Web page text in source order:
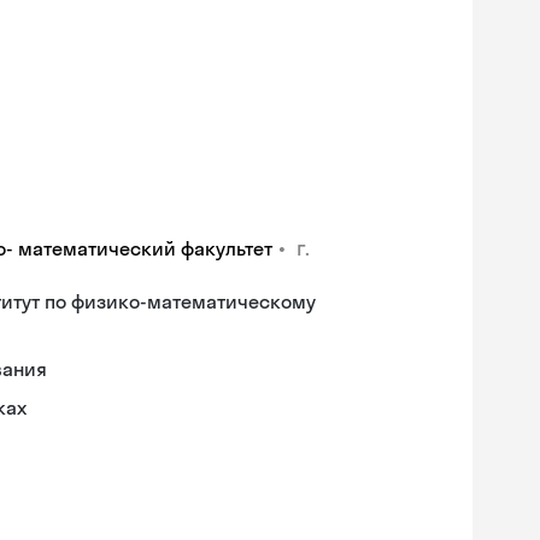
математический факультет • г.
по физико-математическому